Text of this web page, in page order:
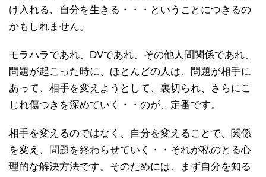
け入れる、自分を生きる・・・ということにつきるの
かもしれません。
モラハラであれ、DVであれ、その他人間関係であれ、
問題が起こった時に、ほとんどの人は、問題が相手に
あって、相手を変えようとして、裏切られ、さらにこ
じれ傷つきを深めていく・・のが、定番です。
相手を変えるのではなく、自分を変えることで、関係
を変え、問題を終わらせていく・・それが私のとる心
理的な解決方法です。そのためには、まず自分を知る